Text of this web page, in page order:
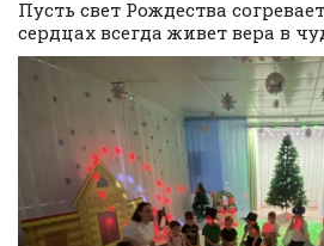
Пусть свет Рождества
сердцах всегда живет вера в